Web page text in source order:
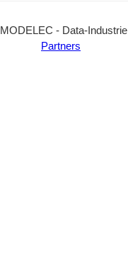
MODELEC - Data-Industrie
Partners